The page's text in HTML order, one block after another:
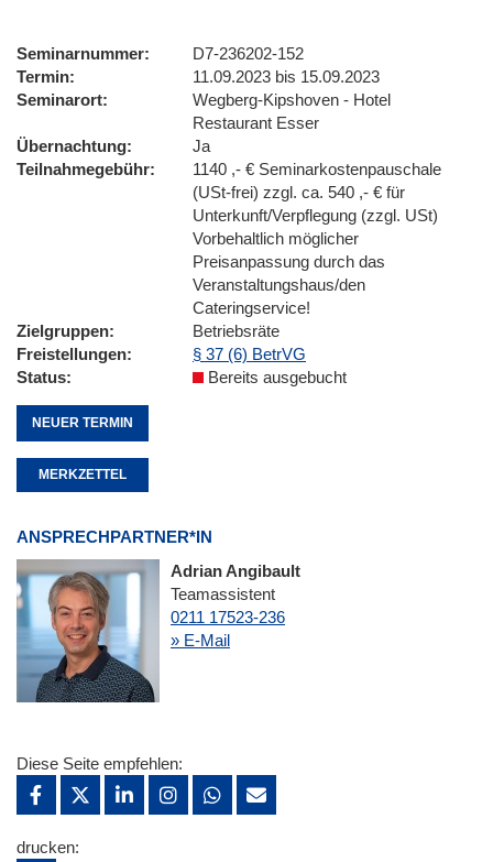
Seminarnummer
D7-236202-152
Termin
11.09.2023 bis 15.09.2023
Seminarort
Wegberg-Kipshoven - Hotel
Restaurant Esser
Übernachtung
Ja
Teilnahmegebühr
1140 ,- € Seminarkostenpauschale
(USt-frei) zzgl. ca. 540 ,- € für
Unterkunft/Verpflegung (zzgl. USt)
Vorbehaltlich möglicher
Preisanpassung durch das
Veranstaltungshaus/den
Cateringservice!
Zielgruppen
Betriebsräte
Freistellungen
§ 37 (6) BetrVG
Status
Bereits ausgebucht
NEUER TERMIN
MERKZETTEL
ANSPRECHPARTNER*IN
Adrian Angibault
Teamassistent
0211 17523-236
» E-Mail
Diese Seite empfehlen:
drucken: